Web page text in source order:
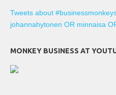
Tweets about
johannahytonen OR minnaisa
MONKEY BUSINESS AT